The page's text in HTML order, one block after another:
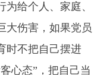
给个人、家庭、
大伤害，如果党员
时不把自己摆进
心态”，把自己当